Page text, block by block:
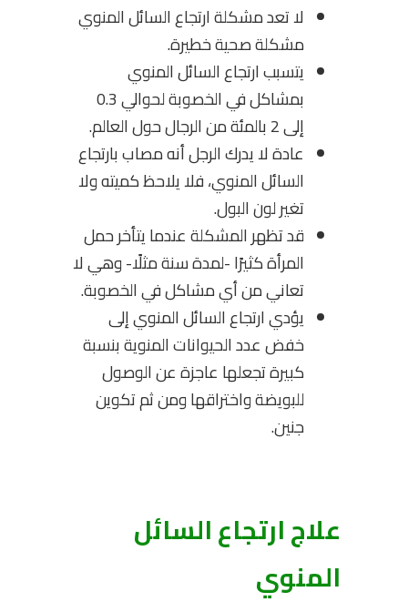
لا تعد مشكلة ارتجاع السائل المنوي
مشكلة صحية خطيرة.
يتسبب ارتجاع السائل المنوي
بمشاكل في الخصوبة لحوالي 0.3
إلى 2 بالمئة من الرجال حول العالم.
عادة لا يدرك الرجل أنه مصاب بارتجاع
السائل المنوي، فلا يلاحظ كميته ولا
تغير لون البول.
قد تظهر المشكلة عندما يتأخر حمل
المرأة كثيرًا -لمدة سنة مثلًا- وهي لا
تعاني من أي مشاكل في الخصوبة.
يؤدي ارتجاع السائل المنوي إلى
خفض عدد الحيوانات المنوية بنسبة
كبيرة تجعلها عاجزة عن الوصول
للبويضة واختراقها ومن ثم تكوين
جنين.
علاج ارتجاع السائل
المنوي